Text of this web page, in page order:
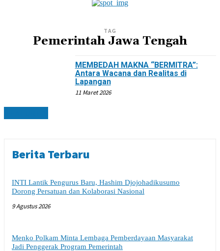
TAG
Pemerintah Jawa Tengah
MEMBEDAH MAKNA “BERMITRA”:
Antara Wacana dan Realitas di
Lapangan
11 Maret 2026
Berita Terbaru
INTI Lantik Pengurus Baru, Hashim Djojohadikusumo
Dorong Persatuan dan Kolaborasi Nasional
9 Agustus 2026
Menko Polkam Minta Lembaga Pemberdayaan Masyarakat
Jadi Penggerak Program Pemerintah